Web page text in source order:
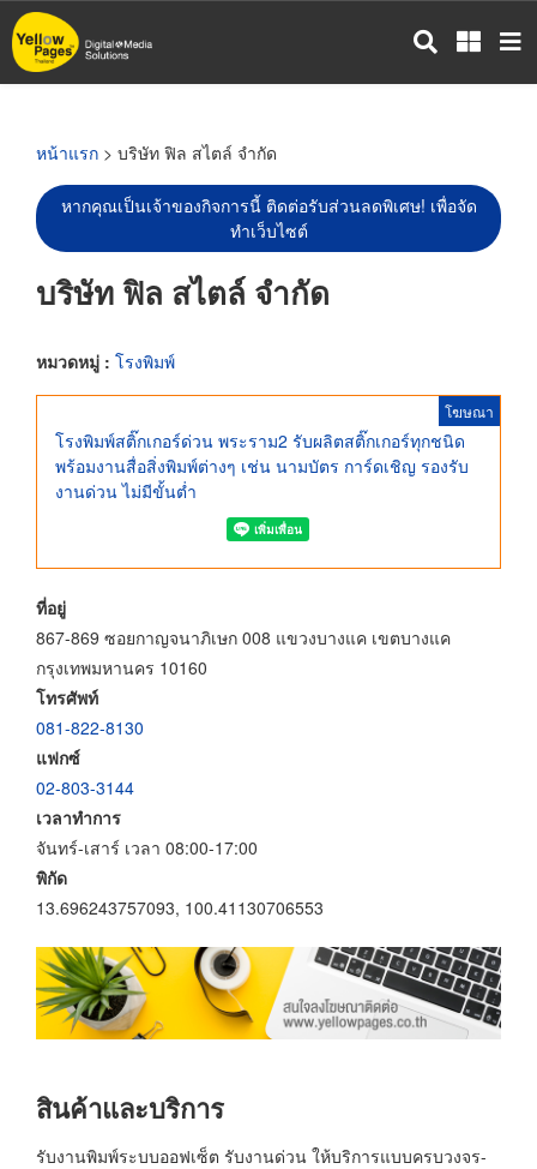
ข้าม
ไป
หน้าแรก > บริษัท ฟิล สไตล์ จำกัด
หากคุณเป็นเจ้าของกิจการนี้ ติดต่อรับส่วนลดพิเศษ! เพื่อจัด
ทำเว็บไซต์
บริษัท ฟิล สไตล์ จำกัด
หมวดหมู่ : โรงพิมพ์
โฆษณา
โรงพิมพ์สติ๊กเกอร์ด่วน พระราม2 รับผลิตสติ๊กเกอร์ทุกชนิด
พร้อมงานสื่อสิ่งพิมพ์ต่างๆ เช่น นามบัตร การ์ดเชิญ รองรับ
งานด่วน ไม่มีขั้นต่ำ
ที่อยู่
867-869 ซอยกาญจนาภิเษก 008 แขวงบางแค เขตบางแค
กรุงเทพมหานคร 10160
โทรศัพท์
081-822-8130
แฟกซ์
02-803-3144
เวลาทำการ
จันทร์-เสาร์ เวลา 08:00-17:00
พิกัด
13.696243757093, 100.41130706553
สินค้าและบริการ
รับงานพิมพ์ระบบออฟเซ็ต รับงานด่วน ให้บริการแบบครบวงจร-